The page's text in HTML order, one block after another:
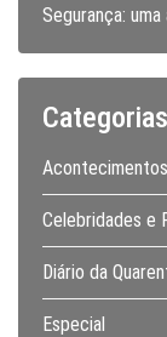
Segurança:
Categorias
Celebridades e
Diário da
Especial